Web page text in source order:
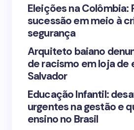
Your Comment *
Save my name and email in
Submit
Eleições na Colômbia:
sucessão em meio à
segurança
Arquiteto baiano
de racismo em loja de
Salvador
Educação Infantil:
urgentes na gestão e
ensino no Brasil